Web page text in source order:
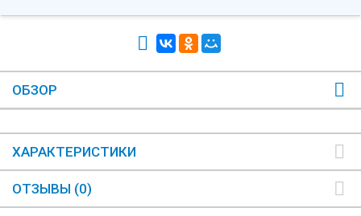
ОБЗОР
ХАРАКТЕРИСТИКИ
ОТЗЫВЫ (0)